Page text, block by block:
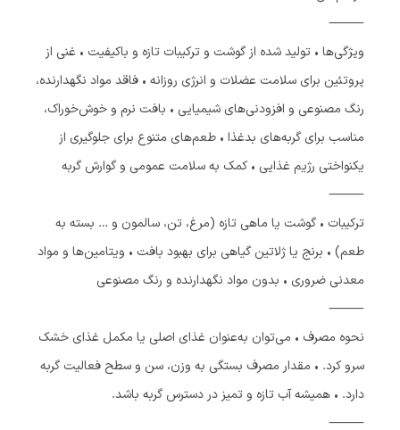
⸻
ویژگی‌ها • تولید شده از گوشت و ترکیبات تازه و باکیفیت • غنی از
پروتئین برای سلامت عضلات و انرژی روزانه • فاقد مواد نگهدارنده،
رنگ مصنوعی و افزودنی‌های شیمیایی • بافت نرم و خوش‌خوراک،
مناسب برای گربه‌های بدغذا • طعم‌های متنوع برای جلوگیری از
یکنواختی رژیم غذایی • کمک به سلامت عمومی و گوارش گربه
⸻
ترکیبات • گوشت یا ماهی تازه (مرغ، تن، سالمون و … بسته به
طعم) • برنج یا ژلاتین گیاهی برای بهبود بافت • ویتامین‌ها و مواد
معدنی ضروری • بدون مواد نگهدارنده و رنگ مصنوعی
⸻
نحوه مصرف • می‌توان به‌عنوان غذای اصلی یا مکمل غذای خشک
سرو کرد. • مقدار مصرف بستگی به وزن، سن و سطح فعالیت گربه
دارد. • همیشه آب تازه و تمیز در دسترس گربه باشد.
⸻